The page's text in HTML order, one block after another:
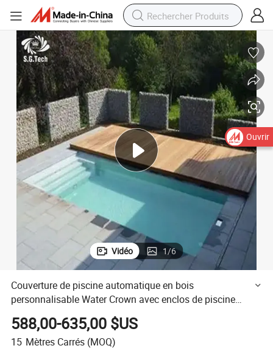
Vidéo 1/6
Couverture de piscine automatique en bois
personnalisable Water Crown avec enclos de piscine
588,00-635,00 $US
15 Mètres Carrés (MOQ)
Ouvrir